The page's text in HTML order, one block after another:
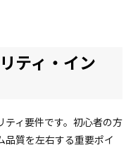
ティ・イン
ティ要件です。初心者の方
品質を左右する重要ポイ